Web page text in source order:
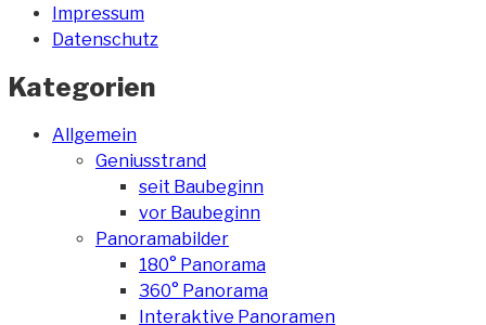
Impressum
Datenschutz
Kategorien
Allgemein
Geniusstrand
seit Baubeginn
vor Baubeginn
Panoramabilder
180° Panorama
360° Panorama
Interaktive Panoramen